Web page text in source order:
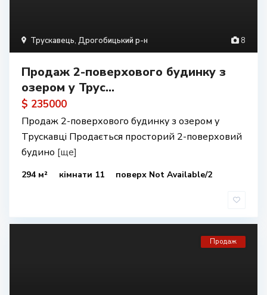
8
Трускавець, Дрогобицький р-н
Продаж 2-поверхового будинку з
озером у Трус...
$ 235000
Продаж 2-поверхового будинку з озером у
Трускавці Продається просторий 2-поверховий
будино [ще]
294 м² кімнати 11 поверх Not Available/2
Продаж